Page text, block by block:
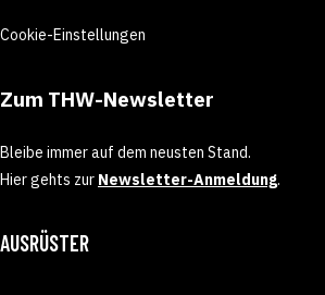
Cookie-Einstellungen
Zum THW-Newsletter
Bleibe immer auf dem neusten Stand.
Hier gehts zur Newsletter-Anmeldung.
AUSRÜSTER